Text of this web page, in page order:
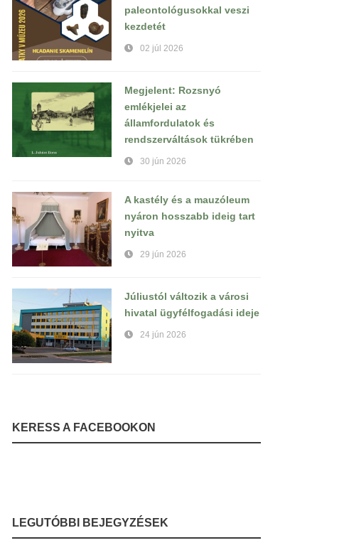
paleontológusokkal veszi
kezdetét
02 júl 2026
Megjelent: Rozsnyó
emlékjelei az
államfordulatok és
rendszerváltások tükrében
30 jún 2026
A kastély és a mauzóleum
nyáron hosszabb ideig tart
nyitva
29 jún 2026
Júliustól változik a városi
hivatal ügyfélfogadási ideje
24 jún 2026
KERESS A FACEBOOKON
LEGUTÓBBI BEJEGYZÉSEK